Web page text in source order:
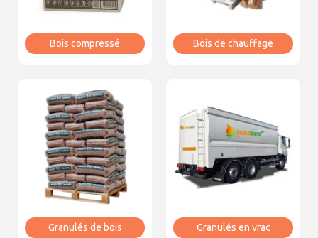
Bois compressé Bois de chauffage
Granulés de bois Granulés en vrac